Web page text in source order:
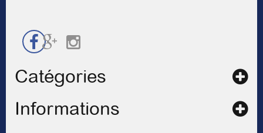
Catégories
Informations